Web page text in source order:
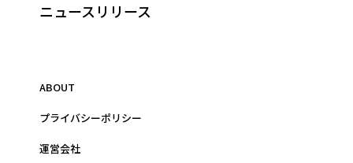
ニュースリリース
ABOUT
プライバシーポリシー
運営会社